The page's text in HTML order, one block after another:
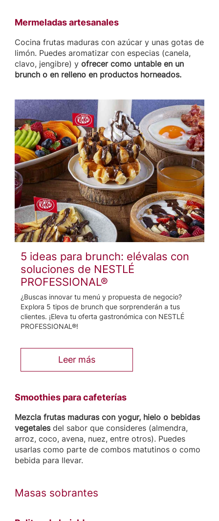
Mermeladas artesanales
Cocina frutas maduras con azúcar y unas gotas de
limón. Puedes aromatizar con especias (canela,
clavo, jengibre) y ofrecer como untable en un
brunch o en relleno en productos horneados.
5 ideas para brunch: elévalas con
soluciones de NESTLÉ
PROFESSIONAL®
¿Buscas innovar tu menú y propuesta de negocio?
Explora 5 tipos de brunch que sorprenderán a tus
clientes. ¡Eleva tu oferta gastronómica con NESTLÉ
PROFESSIONAL®!
Leer más
Smoothies para cafeterías
Mezcla frutas maduras con yogur, hielo o bebidas
vegetalesdel sabor que consideres (almendra,
arroz, coco, avena, nuez, entre otros). Puedes
usarlas como parte de combos matutinos o como
bebida para llevar.
Masas sobrantes